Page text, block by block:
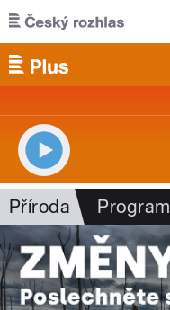
Přejít k hlavnímu obsahu
Příroda Program